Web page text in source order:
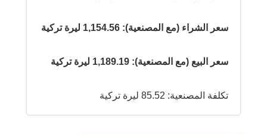
سعر الشراء (مع المصنعية): 1,154.56 ليرة تركية
سعر البيع (مع المصنعية): 1,189.19 ليرة تركية
تكلفة المصنعية: 85.52 ليرة تركية